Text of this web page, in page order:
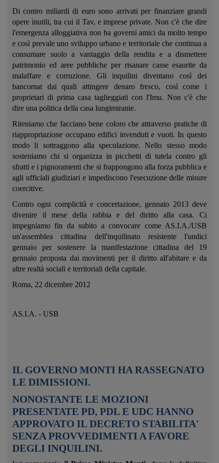
Di contro miliardi di euro sono arrivati per finanziare grandi
opere inutili, tra cui il Tav, e imprese private. Non c'è che dire
l'emergenza alloggiativa non ha governi amici da molto tempo
e così prevale uno sviluppo urbano e territoriale che continua a
consumare suolo a vantaggio della rendita e a dismettere
patrimonio ed aree pubbliche per risanare casse esaurite da
malaffare e corruzione. Gli inquilini diventano così dei
bancomat dai quali attingere denaro fresco, così come i
proprietari di prima casa taglieggiati con l'Imu. Non c'è che
dire una politica della casa lungimirante.
Riteniamo che facciano bene coloro che attraverso pratiche di
riappropriazione occupano edifici invenduti e vuoti. In questo
modo li sottraggono alla speculazione. Nello stesso modo
sosteniamo chi si organizza in picchetti di tutela contro gli
sfratti e i pignoramenti che si frappongono alla forza pubblica e
agli ufficiali giudiziari e impediscono l'esecuzione delle misure
coercitive.
Contro ogni complicità e concertazione, gennaio 2013 deve
divenire il mese della rabbia e del diritto alla casa. Ci
impegniamo fin da subito a convocare come AS.I.A./USB
un'assemblea cittadina dell'inquilinato resistente l'undici
gennaio per sostenere la manifestazione cittadina del 19
gennaio proposta dai movimenti per il diritto all'abitare e da
altre realtà sociali e territoriali della capitale.
Roma, 22 dicembre 2012
AS.I.A. - USB
IL GOVERNO MONTI HA RASSEGNATO
LE DIMISSIONI.
NONOSTANTE LE MOZIONI
PRESENTATE PD, PDL E UDC HANNO
APPROVATO IL DECRETO STABILITA'
SENZA PROVVEDIMENTI A FAVORE
DEGLI INQUILINI.